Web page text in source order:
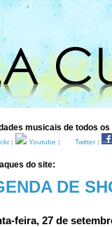
musicais de todos
: Youtube : Twitter:
do site:
DE
feira, 27 de